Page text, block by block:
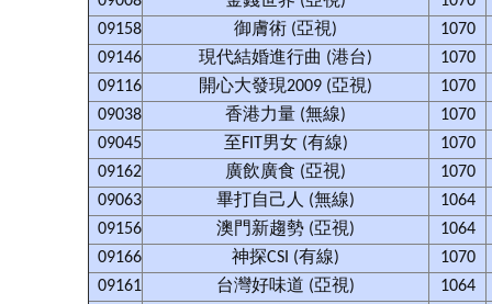
09158
御膚術 (亞視)
1070
09146
現代結婚進行曲 (港台)
1070
09116
開心大發現2009 (亞視)
1070
09038
香港力量 (無線)
1070
09045
至FIT男女 (有線)
1070
09162
廣飲廣食 (亞視)
1070
09063
畢打自己人 (無線)
1064
09156
澳門新趨勢 (亞視)
1064
09166
神探CSI (有線)
1070
09161
台灣好味道 (亞視)
1064